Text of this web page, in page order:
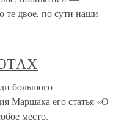
те двое, по сути наши
большого
Маршака его статья «О
место.